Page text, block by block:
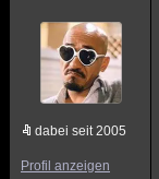
dabei seit 2005
Profil anzeigen